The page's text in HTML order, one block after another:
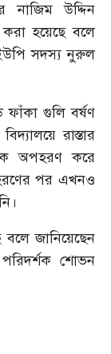
নাজিম উদ্দিন
হয়েছে বলে
ইউপি সদস্য নুরুল
ফাঁকা গুলি বর্ষণ
রাস্তার
অপহরণ করে
পর এখনও
জানিয়েছেন
পরিদর্শক শোভন